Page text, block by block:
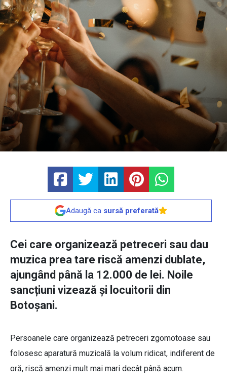
Adaugă ca sursă preferată
Cei care organizează petreceri sau dau
muzica prea tare riscă amenzi dublate,
ajungând până la 12.000 de lei. Noile
sancțiuni vizează și locuitorii din
Botoșani.
Persoanele care organizează petreceri zgomotoase sau
folosesc aparatură muzicală la volum ridicat, indiferent de
oră, riscă amenzi mult mai mari decât până acum.